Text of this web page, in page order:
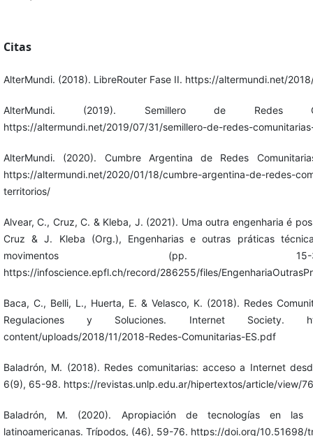
Citas
AlterMundi. (2018). LibreRouter Fase II. https://altermundi.net/
AlterMundi. (2019). Semillero de Redes
https://altermundi.net/2019/07/31/semillero-de-redes-
AlterMundi. (2020). Cumbre Argentina de Redes
https://altermundi.net/2020/01/18/cumbre-argentina-de-redes-
territorios/
Alvear, C., Cruz, C. & Kleba, J. (2021). Uma outra engenharia é
Cruz & J. Kleba (Org.), Engenharias e outras práticas
movimentos (pp. 15-
https://infoscience.epfl.ch/record/286255/files/
Baca, C., Belli, L., Huerta, E. & Velasco, K. (2018). Redes
Regulaciones y Soluciones. Internet Society.
content/uploads/2018/11/2018-Redes-Comunitarias-ES.pdf
Baladrón, M. (2018). Redes comunitarias: acceso a Internet
6(9), 65-98. https://revistas.unlp.edu.ar/hipertextos/article/view/
Baladrón, M. (2020). Apropiación de tecnologías en las
latinoamericanas. Trípodos, (46), 59-76. https://doi.org/